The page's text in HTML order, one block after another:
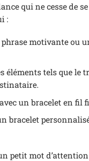
qui ne cesse de
:
motivante ou
éléments tels que le
un bracelet en fil
bracelet
petit mot